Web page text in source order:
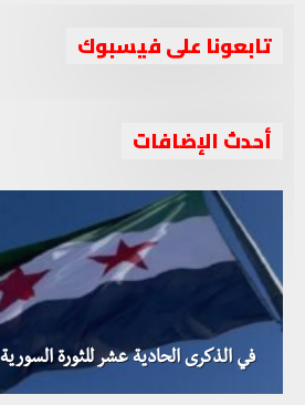
تابعونا على فيسبوك
أحدث الإضافات
في الذكرى الحادية عشر للثورة السورية